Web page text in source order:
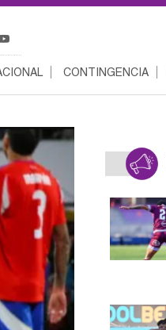
CONTINGENCIA